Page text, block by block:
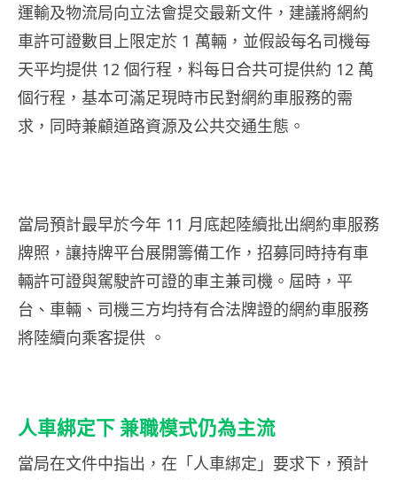
運輸及物流局向立法會提交最新文件，建議將網約
車許可證數目上限定於 1 萬輛，並假設每名司機每
天平均提供 12 個行程，料每日合共可提供約 12 萬
個行程，基本可滿足現時市民對網約車服務的需
求，同時兼顧道路資源及公共交通生態。
當局預計最早於今年 11 月底起陸續批出網約車服務
牌照，讓持牌平台展開籌備工作，招募同時持有車
輛許可證與駕駛許可證的車主兼司機。屆時，平
台、車輛、司機三方均持有合法牌證的網約車服務
將陸續向乘客提供 。
人車綁定下 兼職模式仍為主流
當局在文件中指出，在「人車綁定」要求下，預計